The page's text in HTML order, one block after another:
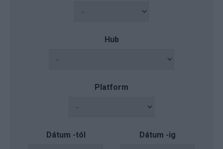
Hub
Platform
Dátum -tól Dátum -ig